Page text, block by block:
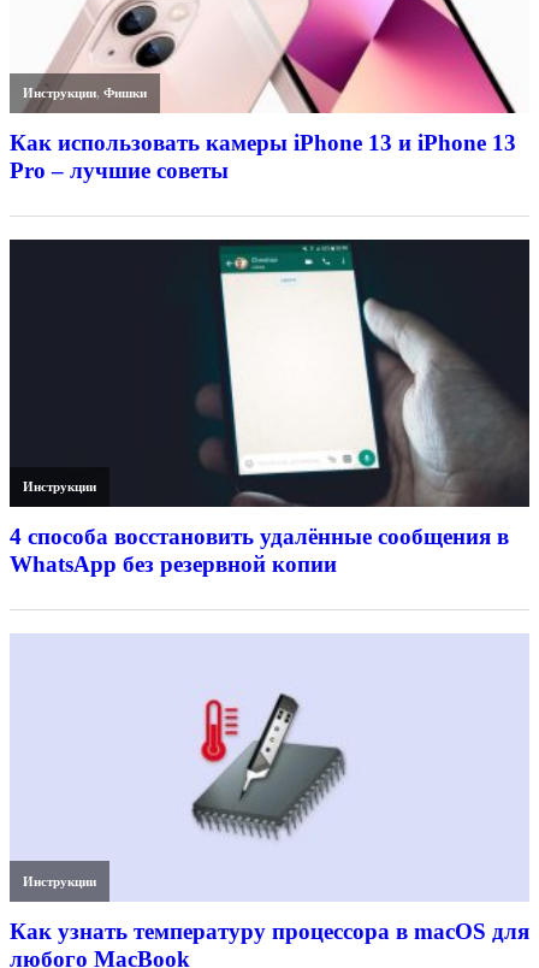
Инструкции,Фишки
Как использовать камеры iPhone 13 и iPhone 13
Pro – лучшие советы
Инструкции
4 способа восстановить удалённые сообщения в
WhatsApp без резервной копии
Инструкции
Как узнать температуру процессора в macOS для
любого MacBook